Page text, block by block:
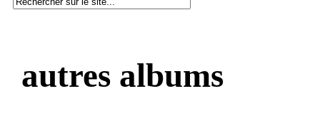
autres albums